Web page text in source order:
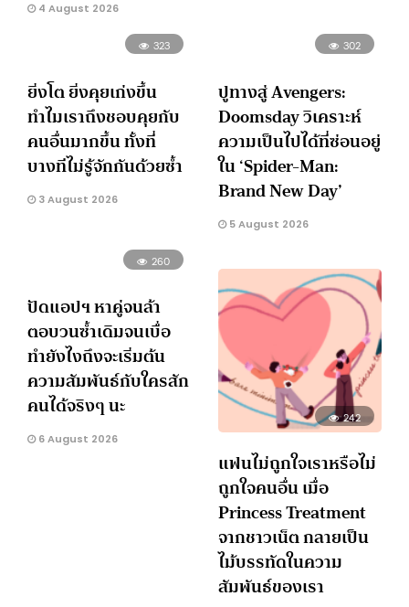
4 August 2026
323
ยิ่งโต ยิ่งคุยเก่งขึ้น
ทำไมเราถึงชอบคุยกับ
คนอื่นมากขึ้น ทั้งที่
บางทีไม่รู้จักกันด้วยซ้ำ
3 August 2026
302
ปูทางสู่ Avengers:
Doomsday วิเคราะห์
ความเป็นไปได้ที่ซ่อนอยู่
ใน ‘Spider-Man:
Brand New Day’
5 August 2026
260
ปัดแอปฯ หาคู่จนล้า
ตอบวนซ้ำเดิมจนเบื่อ
ทำยังไงถึงจะเริ่มต้น
ความสัมพันธ์กับใครสัก
คนได้จริงๆ นะ
6 August 2026
242
แฟนไม่ถูกใจเราหรือไม่
ถูกใจคนอื่น เมื่อ
Princess Treatment
จากชาวเน็ต กลายเป็น
ไม้บรรทัดในความ
สัมพันธ์ของเรา